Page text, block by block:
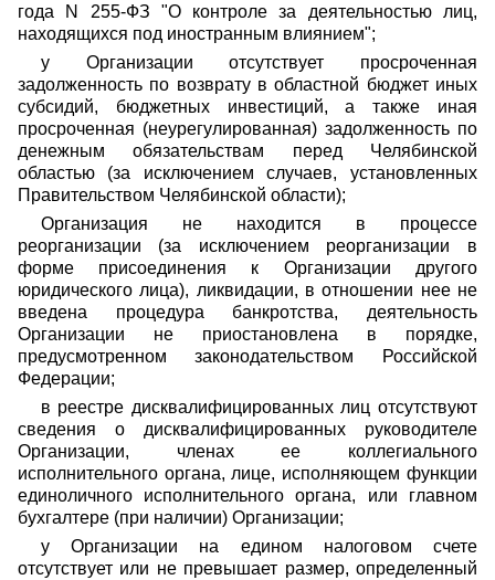
года N 255-ФЗ "О контроле за деятельностью лиц,
находящихся под иностранным влиянием";
у Организации отсутствует просроченная
задолженность по возврату в областной бюджет иных
субсидий, бюджетных инвестиций, а также иная
просроченная (неурегулированная) задолженность по
денежным обязательствам перед Челябинской
областью (за исключением случаев, установленных
Правительством Челябинской области);
Организация не находится в процессе
реорганизации (за исключением реорганизации в
форме присоединения к Организации другого
юридического лица), ликвидации, в отношении нее не
введена процедура банкротства, деятельность
Организации не приостановлена в порядке,
предусмотренном законодательством Российской
Федерации;
в реестре дисквалифицированных лиц отсутствуют
сведения о дисквалифицированных руководителе
Организации, членах ее коллегиального
исполнительного органа, лице, исполняющем функции
единоличного исполнительного органа, или главном
бухгалтере (при наличии) Организации;
у Организации на едином налоговом счете
отсутствует или не превышает размер, определенный